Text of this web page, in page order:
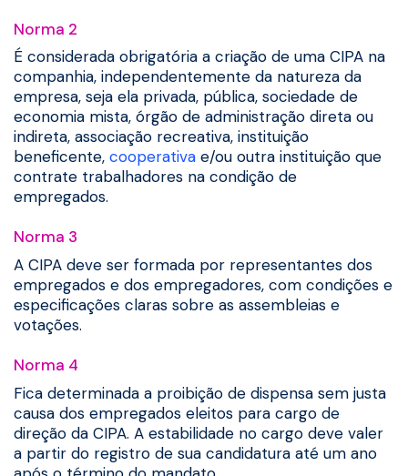
Norma 2
É considerada obrigatória a criação de uma CIPA na
companhia, independentemente da natureza da
empresa, seja ela privada, pública, sociedade de
economia mista, órgão de administração direta ou
indireta, associação recreativa, instituição
beneficente, cooperativa e/ou outra instituição que
contrate trabalhadores na condição de
empregados.
Norma 3
A CIPA deve ser formada por representantes dos
empregados e dos empregadores, com condições e
especificações claras sobre as assembleias e
votações.
Norma 4
Fica determinada a proibição de dispensa sem justa
causa dos empregados eleitos para cargo de
direção da CIPA. A estabilidade no cargo deve valer
a partir do registro de sua candidatura até um ano